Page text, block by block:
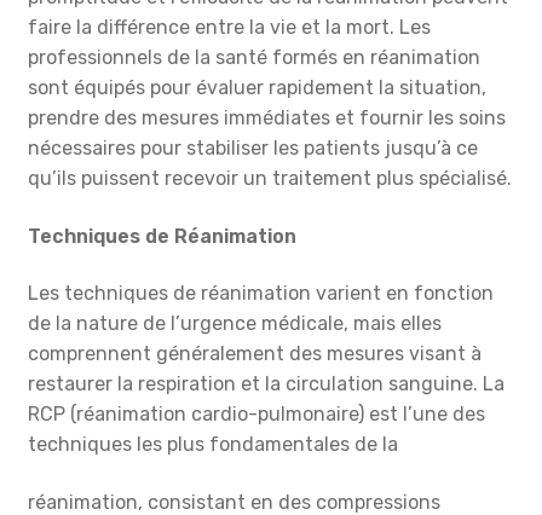
faire la différence entre la vie et la mort. Les
professionnels de la santé formés en réanimation
sont équipés pour évaluer rapidement la situation,
prendre des mesures immédiates et fournir les soins
nécessaires pour stabiliser les patients jusqu’à ce
qu’ils puissent recevoir un traitement plus spécialisé.
Techniques de Réanimation
Les techniques de réanimation varient en fonction
de la nature de l’urgence médicale, mais elles
comprennent généralement des mesures visant à
restaurer la respiration et la circulation sanguine. La
RCP (réanimation cardio-pulmonaire) est l’une des
techniques les plus fondamentales de la
réanimation, consistant en des compressions